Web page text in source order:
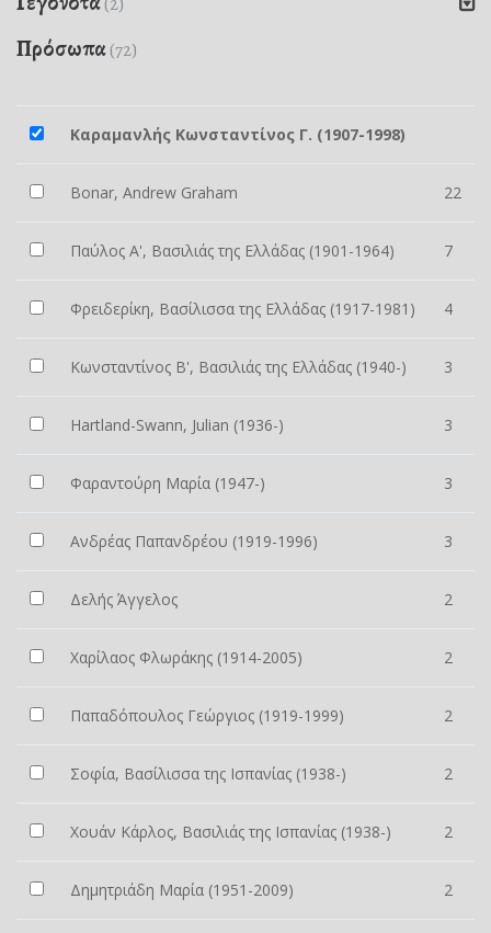
Πρόσωπα(72)
Καραμανλής Κωνσταντίνος Γ. (1907-1998)
Bonar, Andrew Graham 22
Παύλος Α', Βασιλιάς της Ελλάδας (1901-1964) 7
Φρειδερίκη, Βασίλισσα της Ελλάδας (1917-1981) 4
Κωνσταντίνος Β', Βασιλιάς της Ελλάδας (1940-) 3
Hartland-Swann, Julian (1936-) 3
Φαραντούρη Μαρία (1947-) 3
Ανδρέας Παπανδρέου (1919-1996) 3
Δελής Άγγελος 2
Χαρίλαος Φλωράκης (1914-2005) 2
Παπαδόπουλος Γεώργιος (1919-1999) 2
Σοφία, Βασίλισσα της Ισπανίας (1938-) 2
Χουάν Κάρλος, Βασιλιάς της Ισπανίας (1938-) 2
Δημητριάδη Μαρία (1951-2009) 2